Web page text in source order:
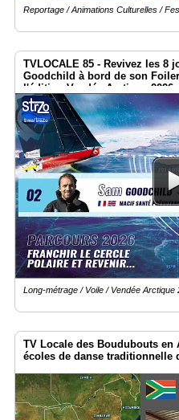
Reportage / Animations Culturelles /
TVLOCALE 85 - Revivez les 8
Goodchild à bord de son
l'édition Vendée Arctique 2026
Long-métrage / Voile / Vendée Arctique
TV Locale des Boudubouts en
écoles de danse traditionnelle